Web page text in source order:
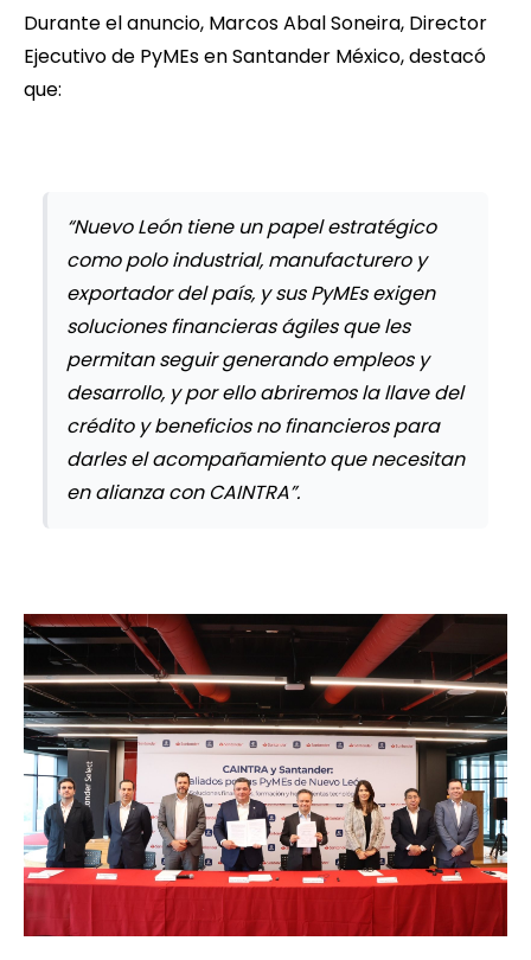
Durante el anuncio, Marcos Abal Soneira, Director
Ejecutivo de PyMEs en Santander México, destacó
que:
“Nuevo León tiene un papel estratégico
como polo industrial, manufacturero y
exportador del país, y sus PyMEs exigen
soluciones financieras ágiles que les
permitan seguir generando empleos y
desarrollo, y por ello abriremos la llave del
crédito y beneficios no financieros para
darles el acompañamiento que necesitan
en alianza con CAINTRA”.